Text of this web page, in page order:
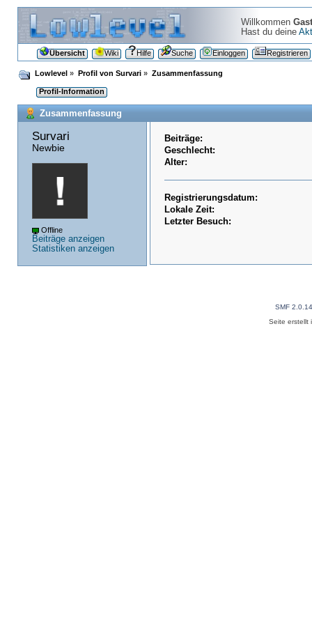
Willkommen Gast
Hast du deine
Übersicht Wiki Hilfe Suche Einloggen Registrieren
Lowlevel » Profil von Survari» Zusammenfassung
Profil-Information
Zusammenfassung
Survari
Newbie
Offline
Beiträge anzeigen
Statistiken anzeigen
Beiträge:
Geschlecht:
Alter:
Registrierungsdatum:
Lokale Zeit:
Letzter Besuch:
SMF 2.0.14
Seite erstellt